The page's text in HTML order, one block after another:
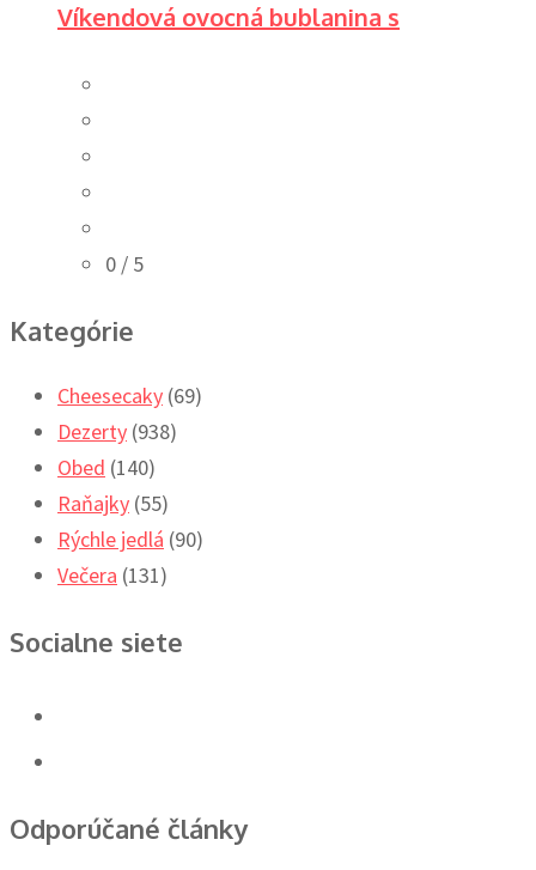
Víkendová ovocná bublanina s
0 / 5
Kategórie
Cheesecaky (69)
Dezerty (938)
Obed (140)
Raňajky (55)
Rýchle jedlá (90)
Večera (131)
Socialne siete
Odporúčané články